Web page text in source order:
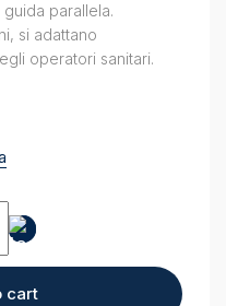
parallela.
si adattano
operatori sanitari.
cart